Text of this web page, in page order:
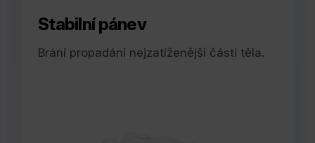
Stabilní pánev
Brání propadání nejzatíženější části těla.